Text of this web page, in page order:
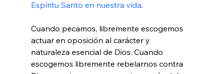
Espíritu Santo en nuestra vida.
Cuando pecamos, libremente escogemos
actuar en oposición al carácter y
naturaleza esencial de Dios. Cuando
escogemos libremente rebelarnos contra